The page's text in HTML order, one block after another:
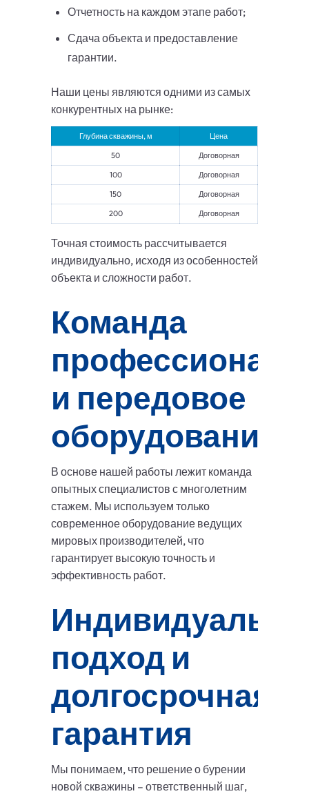
Отчетность на каждом этапе работ;
Сдача объекта и предоставление
гарантии.
Наши цены являются одними из самых
конкурентных на рынке:
Глубина скважины, м
Цена
50
Договорная
100
Договорная
150
Договорная
200
Договорная
Точная стоимость рассчитывается
индивидуально, исходя из особенностей
объекта и сложности работ.
Команда
и передовое
оборудование
В основе нашей работы лежит команда
опытных специалистов с многолетним
стажем. Мы используем только
современное оборудование ведущих
мировых производителей, что
гарантирует высокую точность и
эффективность работ.
подход и
долгосрочная
гарантия
Мы понимаем, что решение о бурении
новой скважины – ответственный шаг,